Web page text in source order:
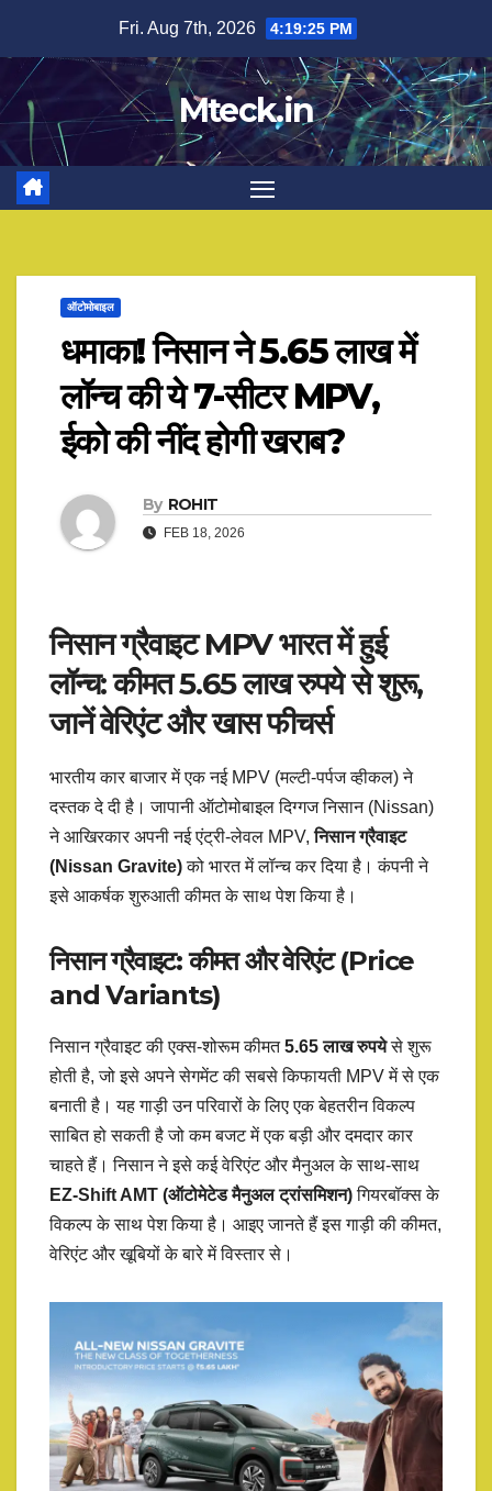
content
Fri. Aug 7th, 2026 4:19:26 PM
Mteck.in
ऑटोमोबाइल
धमाका! निसान ने 5.65 लाख में
लॉन्च की ये 7-सीटर MPV,
ईको की नींद होगी खराब?
By ROHIT
FEB 18, 2026
निसान ग्रैवाइट MPV भारत में हुई
लॉन्च: कीमत 5.65 लाख रुपये से शुरू,
जानें वेरिएंट और खास फीचर्स
भारतीय कार बाजार में एक नई MPV (मल्टी-पर्पज व्हीकल) ने
दस्तक दे दी है। जापानी ऑटोमोबाइल दिग्गज निसान (Nissan)
ने आखिरकार अपनी नई एंट्री-लेवल MPV,निसान ग्रैवाइट
(Nissan Gravite)को भारत में लॉन्च कर दिया है। कंपनी ने
इसे आकर्षक शुरुआती कीमत के साथ पेश किया है।
निसान ग्रैवाइट: कीमत और वेरिएंट (Price
and Variants)
निसान ग्रैवाइट की एक्स-शोरूम कीमत5.65 लाख रुपयेसे शुरू
होती है, जो इसे अपने सेगमेंट की सबसे किफायती MPV में से एक
बनाती है। यह गाड़ी उन परिवारों के लिए एक बेहतरीन विकल्प
साबित हो सकती है जो कम बजट में एक बड़ी और दमदार कार
चाहते हैं। निसान ने इसे कई वेरिएंट और मैनुअल के साथ-साथ
EZ-Shift AMT (ऑटोमेटेड मैनुअल ट्रांसमिशन)गियरबॉक्स के
विकल्प के साथ पेश किया है। आइए जानते हैं इस गाड़ी की कीमत,
वेरिएंट और खूबियों के बारे में विस्तार से।